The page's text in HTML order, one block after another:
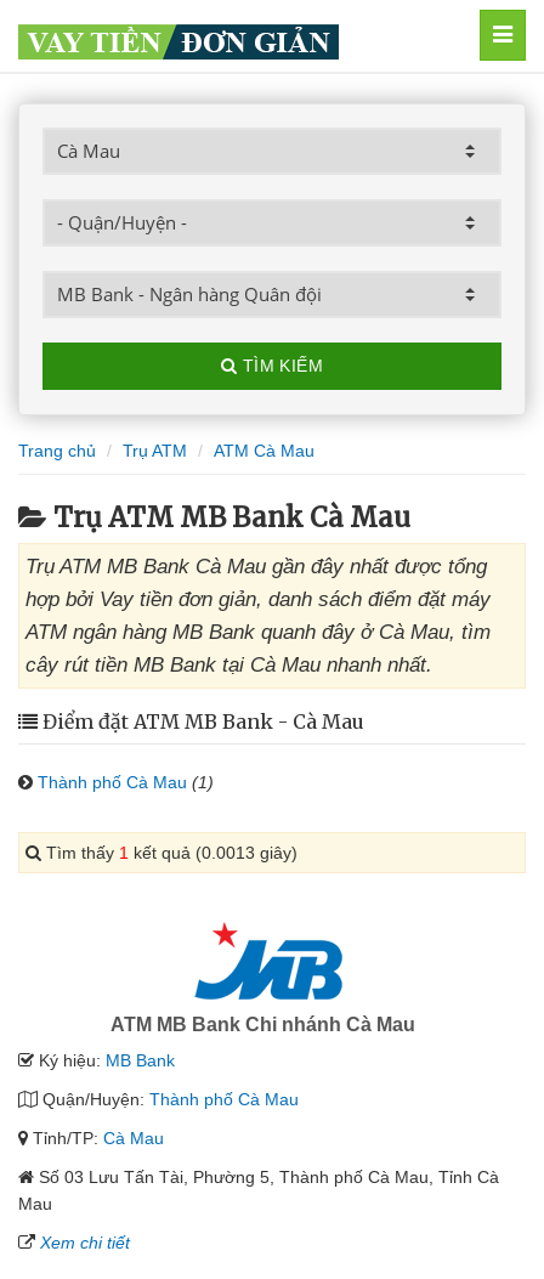
TÌM KIẾM
Trang chủ Trụ ATM ATM Cà Mau
Trụ ATM MB Bank Cà Mau
Trụ ATM MB Bank Cà Mau gần đây nhất được tổng
hợp bởi Vay tiền đơn giản, danh sách điểm đặt máy
ATM ngân hàng MB Bank quanh đây ở Cà Mau, tìm
cây rút tiền MB Bank tại Cà Mau nhanh nhất.
Điểm đặt ATM MB Bank - Cà Mau
Thành phố Cà Mau (1)
Tìm thấy 1 kết quả (0.0013 giây)
ATM MB Bank Chi nhánh Cà Mau
Ký hiệu: MB Bank
Quận/Huyện: Thành phố Cà Mau
Tỉnh/TP: Cà Mau
Số 03 Lưu Tấn Tài, Phường 5, Thành phố Cà Mau, Tỉnh Cà
Mau
Xem chi tiết